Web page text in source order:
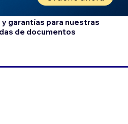
garantías para nuestras
de documentos